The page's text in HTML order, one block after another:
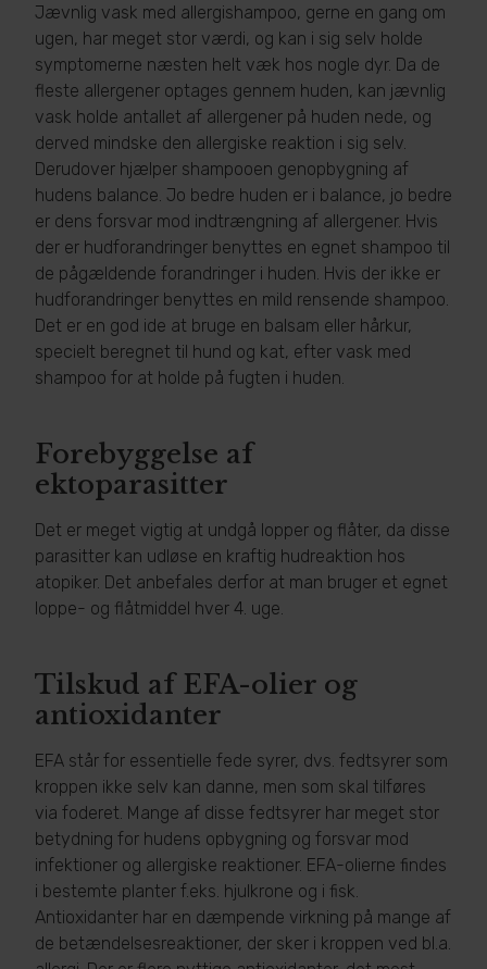
Jævnlig vask med allergishampoo, gerne en gang om
ugen, har meget stor værdi, og kan i sig selv holde
symptomerne næsten helt væk hos nogle dyr. Da de
fleste allergener optages gennem huden, kan jævnlig
vask holde antallet af allergener på huden nede, og
derved mindske den allergiske reaktion i sig selv.
Derudover hjælper shampooen genopbygning af
hudens balance. Jo bedre huden er i balance, jo bedre
er dens forsvar mod indtrængning af allergener. Hvis
der er hudforandringer benyttes en egnet shampoo til
de pågældende forandringer i huden. Hvis der ikke er
hudforandringer benyttes en mild rensende shampoo.
Det er en god ide at bruge en balsam eller hårkur,
specielt beregnet til hund og kat, efter vask med
shampoo for at holde på fugten i huden.
Forebyggelse af
ektoparasitter
Det er meget vigtig at undgå lopper og flåter, da disse
parasitter kan udløse en kraftig hudreaktion hos
atopiker. Det anbefales derfor at man bruger et egnet
loppe- og flåtmiddel hver 4. uge.
Tilskud af EFA-olier og
antioxidanter
EFA står for essentielle fede syrer, dvs. fedtsyrer som
kroppen ikke selv kan danne, men som skal tilføres
via foderet. Mange af disse fedtsyrer har meget stor
betydning for hudens opbygning og forsvar mod
infektioner og allergiske reaktioner. EFA-olierne findes
i bestemte planter f.eks. hjulkrone og i fisk.
Antioxidanter har en dæmpende virkning på mange af
de betændelsesreaktioner, der sker i kroppen ved bl.a.